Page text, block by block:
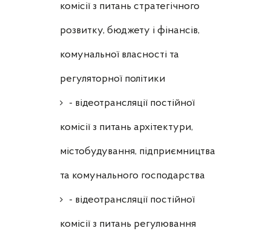
комісії з питань стратегічного
розвитку, бюджету і фінансів,
комунальної власності та
регуляторної політики
- відеотрансляції постійної
комісії з питань архітектури,
містобудування, підприємництва
та комунального господарства
- відеотрансляції постійної
комісії з питань регулювання